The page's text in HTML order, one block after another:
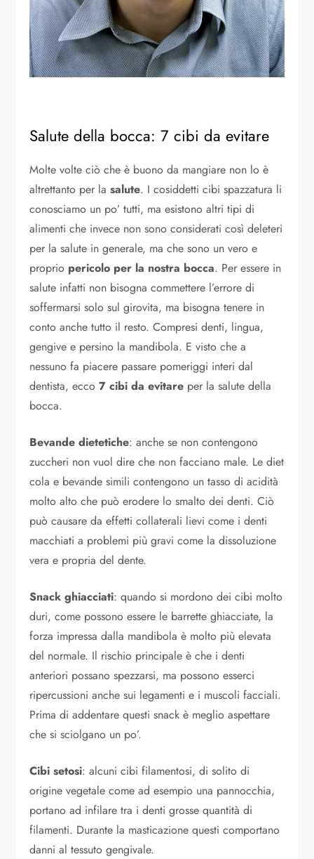
Salute della bocca: 7 cibi da evitare
Molte volte ciò che è buono da mangiare non lo è
altrettanto per lasalute. I cosiddetti cibi spazzatura li
conosciamo un po’ tutti, ma esistono altri tipi di
alimenti che invece non sono considerati così deleteri
per la salute in generale, ma che sono un vero e
proprio pericolo per la nostra bocca. Per essere in
salute infatti non bisogna commettere l’errore di
soffermarsi solo sul girovita, ma bisogna tenere in
conto anche tutto il resto. Compresi denti, lingua,
gengive e persino la mandibola. E visto che a
nessuno fa piacere passare pomeriggi interi dal
dentista, ecco7 cibi da evitare per la salute della
bocca.
Bevande dietetiche: anche se non contengono
zuccheri non vuol dire che non facciano male. Le diet
cola e bevande simili contengono un tasso di acidità
molto alto che può erodere lo smalto dei denti. Ciò
può causare da effetti collaterali lievi come i denti
macchiati a problemi più gravi come la dissoluzione
vera e propria del dente.
Snack ghiacciati: quando si mordono dei cibi molto
duri, come possono essere le barrette ghiacciate, la
forza impressa dalla mandibola è molto più elevata
del normale. Il rischio principale è che i denti
anteriori possano spezzarsi, ma possono esserci
ripercussioni anche sui legamenti e i muscoli facciali.
Prima di addentare questi snack è meglio aspettare
che si sciolgano un po’.
Cibi setosi: alcuni cibi filamentosi, di solito di
origine vegetale come ad esempio una pannocchia,
portano ad infilare tra i denti grosse quantità di
filamenti. Durante la masticazione questi comportano
danni al tessuto gengivale.